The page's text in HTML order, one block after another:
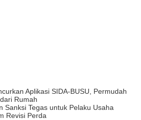
Aplikasi SIDA-BUSU, Permudah
Rumah
Sanksi Tegas untuk Pelaku Usaha
Revisi Perda